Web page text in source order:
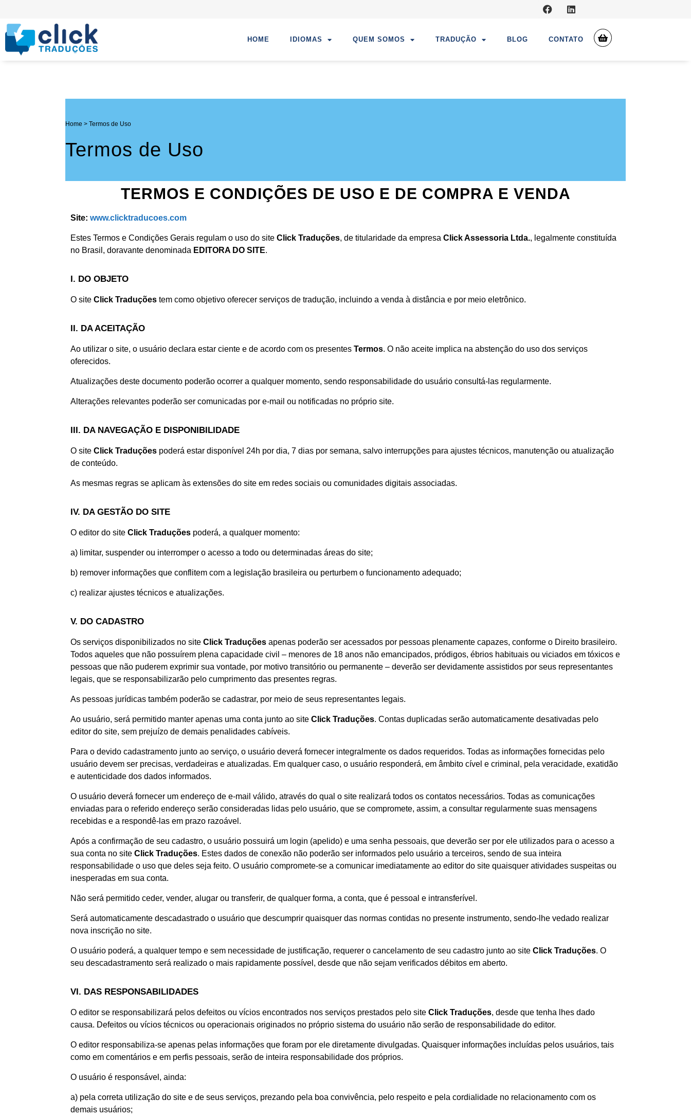
HOME IDIOMAS QUEM SOMOS TRADUÇÃO BLOG CONTATO
Home > Termos de Uso
Termos de Uso
TERMOS E CONDIÇÕES DE USO E DE COMPRA E VENDA
Site: www.clicktraducoes.com
Estes Termos e Condições Gerais regulam o uso do site Click Traduções, de titularidade da empresa Click Assessoria Ltda., legalmente constituída
no Brasil, doravante denominada EDITORA DO SITE.
I. DO OBJETO
O site Click Traduções tem como objetivo oferecer serviços de tradução, incluindo a venda à distância e por meio eletrônico.
II. DA ACEITAÇÃO
Ao utilizar o site, o usuário declara estar ciente e de acordo com os presentes Termos. O não aceite implica na abstenção do uso dos serviços
oferecidos.
Atualizações deste documento poderão ocorrer a qualquer momento, sendo responsabilidade do usuário consultá-las regularmente.
Alterações relevantes poderão ser comunicadas por e-mail ou notificadas no próprio site.
III. DA NAVEGAÇÃO E DISPONIBILIDADE
O site Click Traduções poderá estar disponível 24h por dia, 7 dias por semana, salvo interrupções para ajustes técnicos, manutenção ou atualização
de conteúdo.
As mesmas regras se aplicam às extensões do site em redes sociais ou comunidades digitais associadas.
IV. DA GESTÃO DO SITE
O editor do site Click Traduções poderá, a qualquer momento:
a) limitar, suspender ou interromper o acesso a todo ou determinadas áreas do site;
b) remover informações que conflitem com a legislação brasileira ou perturbem o funcionamento adequado;
c) realizar ajustes técnicos e atualizações.
V. DO CADASTRO
Os serviços disponibilizados no site Click Traduções apenas poderão ser acessados por pessoas plenamente capazes, conforme o Direito brasileiro.
Todos aqueles que não possuírem plena capacidade civil – menores de 18 anos não emancipados, pródigos, ébrios habituais ou viciados em tóxicos e
pessoas que não puderem exprimir sua vontade, por motivo transitório ou permanente – deverão ser devidamente assistidos por seus representantes
legais, que se responsabilizarão pelo cumprimento das presentes regras.
As pessoas jurídicas também poderão se cadastrar, por meio de seus representantes legais.
Ao usuário, será permitido manter apenas uma conta junto ao site Click Traduções. Contas duplicadas serão automaticamente desativadas pelo
editor do site, sem prejuízo de demais penalidades cabíveis.
Para o devido cadastramento junto ao serviço, o usuário deverá fornecer integralmente os dados requeridos. Todas as informações fornecidas pelo
usuário devem ser precisas, verdadeiras e atualizadas. Em qualquer caso, o usuário responderá, em âmbito cível e criminal, pela veracidade, exatidão
e autenticidade dos dados informados.
O usuário deverá fornecer um endereço de e-mail válido, através do qual o site realizará todos os contatos necessários. Todas as comunicações
enviadas para o referido endereço serão consideradas lidas pelo usuário, que se compromete, assim, a consultar regularmente suas mensagens
recebidas e a respondê-las em prazo razoável.
Após a confirmação de seu cadastro, o usuário possuirá um login (apelido) e uma senha pessoais, que deverão ser por ele utilizados para o acesso a
sua conta no site Click Traduções. Estes dados de conexão não poderão ser informados pelo usuário a terceiros, sendo de sua inteira
responsabilidade o uso que deles seja feito. O usuário compromete-se a comunicar imediatamente ao editor do site quaisquer atividades suspeitas ou
inesperadas em sua conta.
Não será permitido ceder, vender, alugar ou transferir, de qualquer forma, a conta, que é pessoal e intransferível.
Será automaticamente descadastrado o usuário que descumprir quaisquer das normas contidas no presente instrumento, sendo-lhe vedado realizar
nova inscrição no site.
O usuário poderá, a qualquer tempo e sem necessidade de justificação, requerer o cancelamento de seu cadastro junto ao site Click Traduções. O
seu descadastramento será realizado o mais rapidamente possível, desde que não sejam verificados débitos em aberto.
VI. DAS RESPONSABILIDADES
O editor se responsabilizará pelos defeitos ou vícios encontrados nos serviços prestados pelo site Click Traduções, desde que tenha lhes dado
causa. Defeitos ou vícios técnicos ou operacionais originados no próprio sistema do usuário não serão de responsabilidade do editor.
O editor responsabiliza-se apenas pelas informações que foram por ele diretamente divulgadas. Quaisquer informações incluídas pelos usuários, tais
como em comentários e em perfis pessoais, serão de inteira responsabilidade dos próprios.
O usuário é responsável, ainda:
a) pela correta utilização do site e de seus serviços, prezando pela boa convivência, pelo respeito e pela cordialidade no relacionamento com os
demais usuários;